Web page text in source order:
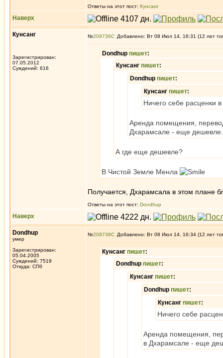
Ответы на этот пост: Кунсанг
Наверх
Кунсанг
Зарегистрирован:
07.05.2012
Суждений: 616
№209736 Добавлено: Вт 08 Июл 14, 16:31 (12 лет
Dondhup пишет:
Кунсанг пишет:
Dondhup пишет:
Кунсанг пишет:
Ничего себе расценки
Аренда помещения,
Дхарамсале - еще дешевле.
А где еще дешевле?
В Чистой Земле Менла
Получается, Дхарамсала в этом плане
Ответы на этот пост: Dondhup
Наверх
Dondhup
умер
Зарегистрирован:
05.04.2005
Суждений: 7519
Откуда: СПб
№209738 Добавлено: Вт 08 Июл 14, 16:34 (12 лет
Кунсанг пишет:
Dondhup пишет:
Кунсанг пишет:
Dondhup пишет:
Кунсанг пишет:
Ничего себе
Аренда помещения,
в Дхарамсале - еще